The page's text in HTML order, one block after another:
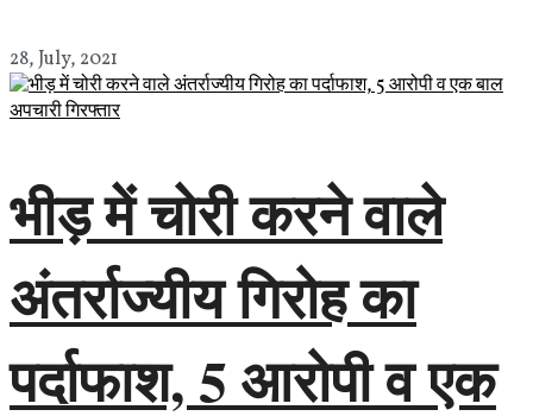
28, July, 2021
भीड़ में चोरी करने वाले
अंतर्राज्यीय गिरोह का
पर्दाफाश, 5 आरोपी व एक